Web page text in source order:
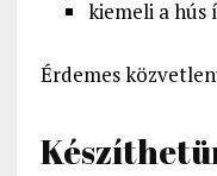
kiemeli a hús
Érdemes